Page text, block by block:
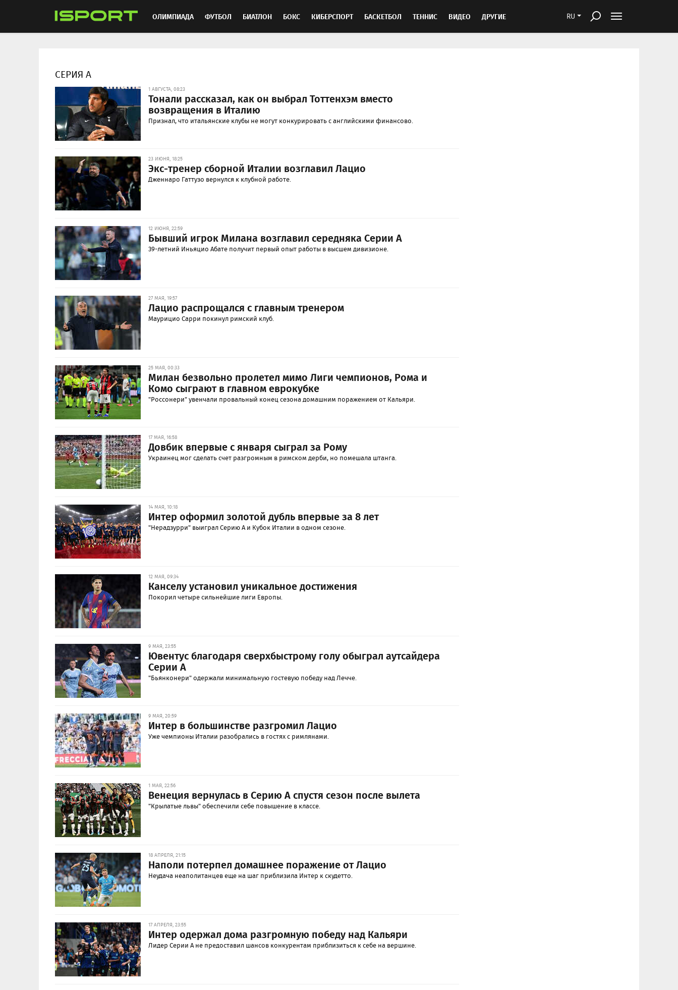
RU
ОЛИМПИАДА ФУТБОЛ БИАТЛОН БОКС КИБЕРСПОРТ БАСКЕТБОЛ ТЕННИС ВИДЕО ДРУГИЕ
СЕРИЯ А
1 АВГУСТА, 08:23
Тонали рассказал, как он выбрал Тоттенхэм вместо
возвращения в Италию
Признал, что итальянские клубы не могут конкурировать с английскими финансово.
23 ИЮНЯ, 18:25
Экс-тренер сборной Италии возглавил Лацио
Дженнаро Гаттузо вернулся к клубной работе.
12 ИЮНЯ, 22:59
Бывший игрок Милана возглавил середняка Серии А
39-летний Иньяцио Абате получит первый опыт работы в высшем дивизионе.
27 МАЯ, 19:57
Лацио распрощался с главным тренером
Маурицио Сарри покинул римский клуб.
25 МАЯ, 00:33
Милан безвольно пролетел мимо Лиги чемпионов, Рома и
Комо сыграют в главном еврокубке
"Россонери" увенчали провальный конец сезона домашним поражением от Кальяри.
17 МАЯ, 16:58
Довбик впервые с января сыграл за Рому
Украинец мог сделать счет разгромным в римском дерби, но помешала штанга.
14 МАЯ, 10:18
Интер оформил золотой дубль впервые за 8 лет
"Нерадзурри" выиграл Серию А и Кубок Италии в одном сезоне.
12 МАЯ, 09:34
Канселу установил уникальное достижения
Покорил четыре сильнейшие лиги Европы.
9 МАЯ, 23:55
Ювентус благодаря сверхбыстрому голу обыграл аутсайдера
Серии А
"Бьянконери" одержали минимальную гостевую победу над Лечче.
9 МАЯ, 20:59
Интер в большинстве разгромил Лацио
Уже чемпионы Италии разобрались в гостях с римлянами.
1 МАЯ, 22:56
Венеция вернулась в Серию А спустя сезон после вылета
"Крылатые львы" обеспечили себе повышение в классе.
18 АПРЕЛЯ, 21:15
Наполи потерпел домашнее поражение от Лацио
Неудача неаполитанцев еще на шаг приблизила Интер к скудетто.
17 АПРЕЛЯ, 23:55
Интер одержал дома разгромную победу над Кальяри
Лидер Серии А не предоставил шансов конкурентам приблизиться к себе на вершине.